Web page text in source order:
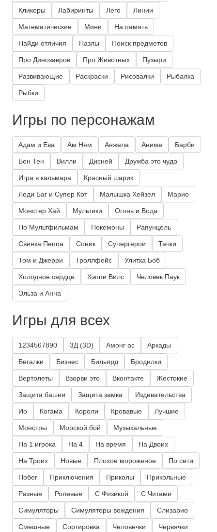
Кликеры Лабиринты Лего Линии
Математические Мини На память
Найди отличия Пазлы Поиск предметов
Про Динозавров Про Животных Пузыри
Развивающие Раскраски Рисовалки Рыбалка
Рыбки
Игры по персонажам
Адам и Ева Ам Ням Анжела Аниме Барби
Бен Тен Вилли Дисней Дружба это чудо
Игра в кальмара Красный шарик
Леди Баг и Супер Кот Малышка Хейзел Марио
Монстер Хай Мультики Огонь и Вода
По Мультфильмам Покемоны Рапунцель
Свинка Пеппа Соник Супергерои Тачки
Том и Джерри Троллфейс Улитка Боб
Холодное сердце Хэппи Вилс Человек Паук
Эльза и Анна
Игры для всех
1234567890 3Д (3D) Амонг ас Аркады
Бегалки Бизнес Бильярд Бродилки
Вертолеты Взорви это Вконтакте Жестокие
Защита башни Защита замка Издевательства
Ио Когама Короли Кровавые Лучшие
Монстры Морской бой Музыкальные
На 1 игрока На 4 На время На Двоих
На Троих Новые Плохое мороженое По сети
Побег Приключения Приколы Прикольные
Разные Ролевые С Физикой С Читами
Симуляторы Симуляторы вождения Слизарио
Смешные Сортировка Человечки Червячки